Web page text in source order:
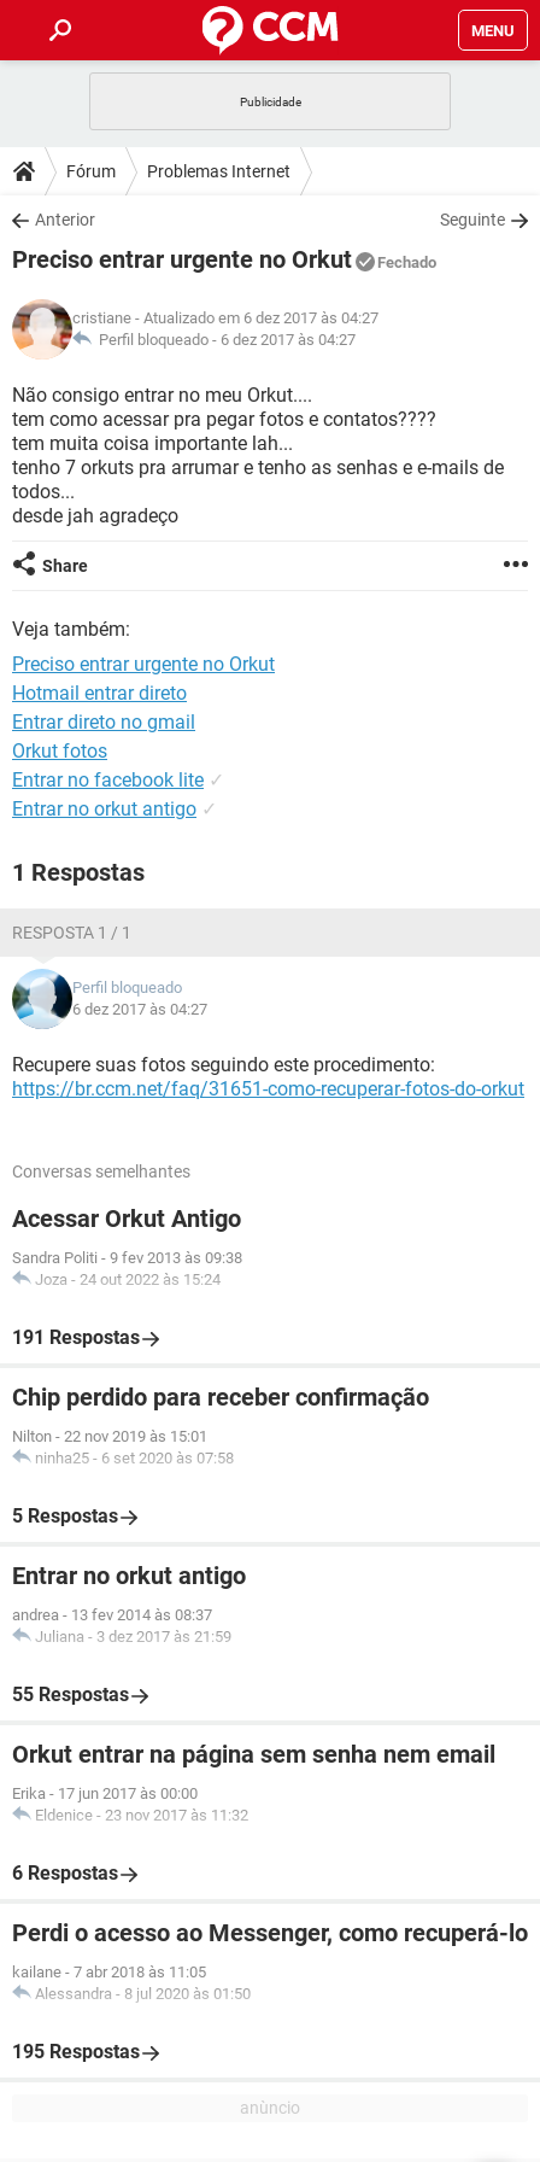
MENU
CELULAR FACEBOOK
OUTLOOK
INSTAGRAM GMAIL
GUIA DE COMPRAS
DICAS
JOGOS WHATSAPP
INSTAGRAM GMAIL
GUIA DE COMPRAS
DOWNLOADS
JOGOS WHATSAPP
CELULAR
OUTLOOK EXCEL
INSTAGRAM
GUIA DE COMPRAS
JOGOS WHATSAPP
CELULAR
OUTLOOK EXCEL
INSTAGRAM GMAIL
GUIA DE COMPRAS
GLOSSÁRIO
JOGOS
CELULAR FACEBOOK
OUTLOOK EXCEL
INSTAGRAM
GUIA DE COMPRAS
Fórum Problemas Internet
Anterior Seguinte
Preciso entrar urgente no Orkut Fechado
cristiane - Atualizado em 6 dez 2017 às 04:27
Perfil bloqueado - 6 dez 2017 às 04:27
Não consigo entrar no meu Orkut....
tem como acessar pra pegar fotos e contatos????
tem muita coisa importante lah...
tenho 7 orkuts pra arrumar e tenho as senhas e e-mails de
todos...
desde jah agradeço
Share
Veja também:
Preciso entrar urgente no Orkut
Hotmail entrar direto
Entrar direto no gmail
Orkut fotos
Entrar no facebook lite ✓
Entrar no orkut antigo ✓
1 Respostas
RESPOSTA 1 / 1
Perfil bloqueado
6 dez 2017 às 04:27
Recupere suas fotos seguindo este procedimento:
https://br.ccm.net/faq/31651-como-recuperar-fotos-do-orkut
Conversas semelhantes
Acessar Orkut Antigo
Sandra Politi - 9 fev 2013 às 09:38
Joza - 24 out 2022 às 15:24
191 Respostas
Chip perdido para receber confirmação
Nilton - 22 nov 2019 às 15:01
ninha25 - 6 set 2020 às 07:58
5 Respostas
Entrar no orkut antigo
andrea - 13 fev 2014 às 08:37
Juliana - 3 dez 2017 às 21:59
55 Respostas
Orkut entrar na página sem senha nem email
Erika - 17 jun 2017 às 00:00
Eldenice - 23 nov 2017 às 11:32
6 Respostas
Perdi o acesso ao Messenger, como recuperá-lo
kailane - 7 abr 2018 às 11:05
Alessandra - 8 jul 2020 às 01:50
195 Respostas